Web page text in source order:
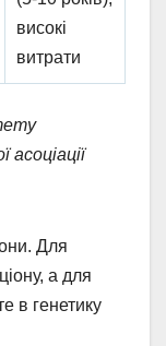
високі
витрати
асоціації
Для
а для
в генетику